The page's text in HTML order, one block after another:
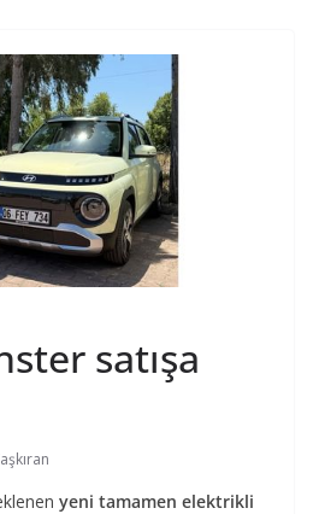
satışa
yeni tamamen elektrikli